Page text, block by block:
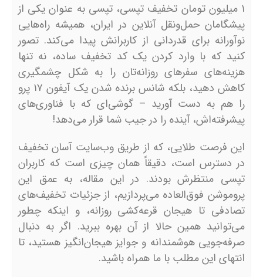
۱ میلیون تومان تخفیف تپسی، تپسی به عنوان یکی از
پیشگامان حمل‌ونقل آنلاین در ایران، همیشه راه‌هایی
نوآورانه برای قدردانی از کاربرانش پیدا می‌کند. تصور
کنید که با وارد کردن یک کد تخفیف ساده، نه تنها
هزینه‌های سفرهای روزانه‌تان را به شکل چشمگیری
کاهش دهید، بلکه شانس برنده شدن یک آیفون ۱۷ پرو
را هم به دست آورید – گوشی‌ای که با فناوری‌های
پیشرفته‌اش، آینده را در جیب شما قرار می‌دهد!
این فرصت طلایی، که از طریق وب‌سایت آسان تخفیف
در دسترس است، دقیقاً همان چیزی است که کاربران
تپسی منتظرش بودند. در این مقاله، به عمق این
پروموشن فوق‌العاده می‌پردازیم، از جزئیات تخفیف‌های
تصادفی تا هیجان قرعه‌کشی روزانه، و اینکه چطور
می‌توانید همین حالا از آن بهره ببرید. اگر به دنبال
صرفه‌جویی هوشمندانه و جوایز هیجان‌انگیز هستید، تا
انتهای این مطلب با ما همراه باشید.